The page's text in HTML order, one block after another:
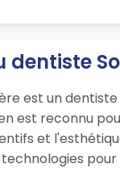
dentiste
est un
est reconnu
et